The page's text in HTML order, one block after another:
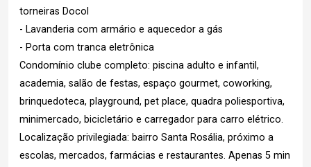
torneiras Docol
- Lavanderia com armário e aquecedor a gás
- Porta com tranca eletrônica
Condomínio clube completo: piscina adulto e infantil,
academia, salão de festas, espaço gourmet, coworking,
brinquedoteca, playground, pet place, quadra poliesportiva,
minimercado, bicicletário e carregador para carro elétrico.
Localização privilegiada: bairro Santa Rosália, próximo a
escolas, mercados, farmácias e restaurantes. Apenas 5 min